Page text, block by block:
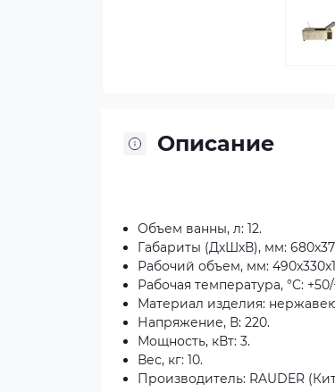
Описание
Объем ванны, л: 12.
Габариты (ДхШхВ), мм:
Рабочий объем, мм:
Рабочая температура, °C:
Материал изделия:
Напряжение, В: 220.
Мощность, кВт: 3.
Вес, кг: 10.
Производитель: RAUDER